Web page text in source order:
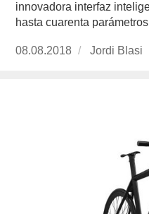
innovadora interfaz
hasta cuarenta
Publicado
08.08.2018
https://
Jordi Blasi